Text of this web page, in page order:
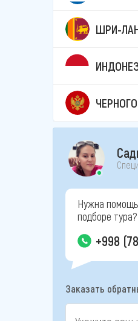
ШРИ-
Нужна
подборе тура?
+998
Заказать